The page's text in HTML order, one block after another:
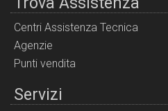
Centri Assistenza Tecnica
Agenzie
Punti vendita
Servizi